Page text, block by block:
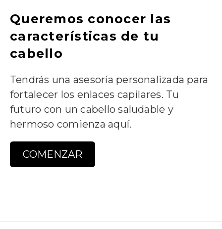
Queremos conocer las
características de tu
cabello
Tendrás una asesoría personalizada para
fortalecer los enlaces capilares. Tu
futuro con un cabello saludable y
hermoso comienza aquí.
COMENZAR